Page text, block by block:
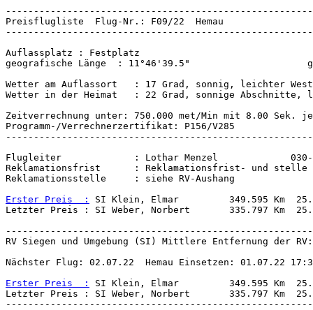
Wetter am Auflassort   : 17 Grad, sonnig, leichter
Wetter in der Heimat   : 22 Grad, sonnige Abschnitte,
Zeitverrechnung unter: 750.000 met/Min mit 8.00
Flugleiter             : Lothar Menzel             030-
Reklamationsfrist      : Reklamationsfrist- und stelle
Reklamationsstelle     : siehe RV-Aushang
Erster Preis  :
SI Klein, Elmar         349.595 Km
RV Siegen und Umgebung (SI) Mittlere Entfernung der
Nächster Flug: 02.07.22  Hemau Einsetzen: 01.07.22
Erster Preis  :
SI Klein, Elmar         349.595 Km
Letzter Preis : SI Weber, Norbert       335.797 Km